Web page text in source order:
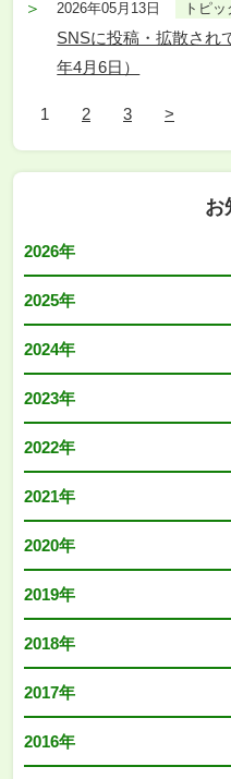
2026年05月13日 トピッ
SNSに投稿・拡散され
年4月6日）
1 2 3 >
お
2026年
2025年
2024年
2023年
2022年
2021年
2020年
2019年
2018年
2017年
2016年